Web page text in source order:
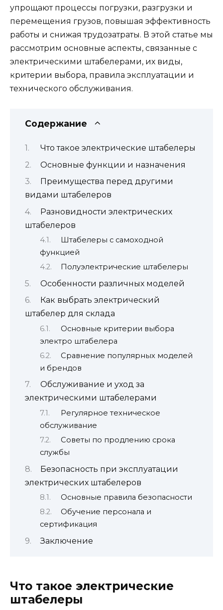
упрощают процессы погрузки, разгрузки и
перемещения грузов, повышая эффективность
работы и снижая трудозатраты. В этой статье мы
рассмотрим основные аспекты, связанные с
электрическими штабелерами, их виды,
критерии выбора, правила эксплуатации и
технического обслуживания.
Содержание
Что такое электрические штабелеры
Основные функции и назначения
Преимущества перед другими
видами штабелеров
Разновидности электрических
штабелеров
Штабелеры с самоходной
функцией
Полуэлектрические штабелеры
Особенности различных моделей
Как выбрать электрический
штабелер для склада
Основные критерии выбора
электро штабелера
Сравнение популярных моделей
и брендов
Обслуживание и уход за
электрическими штабелерами
Регулярное техническое
обслуживание
Советы по продлению срока
службы
Безопасность при эксплуатации
электрических штабелеров
Основные правила безопасности
Обучение персонала и
сертификация
Заключение
Что такое электрические
штабелеры